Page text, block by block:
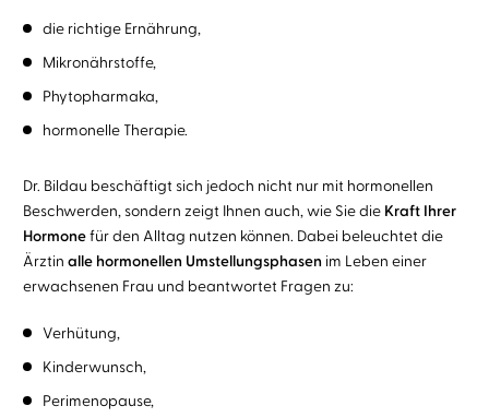
die richtige Ernährung,
Mikronährstoffe,
Phytopharmaka,
hormonelle Therapie.
Dr. Bildau beschäftigt sich jedoch nicht nur mit hormonellen
Beschwerden, sondern zeigt Ihnen auch, wie Sie dieKraft Ihrer
Hormonefür den Alltag nutzen können. Dabei beleuchtet die
Ärztin alle hormonellen Umstellungsphasen im Leben einer
erwachsenen Frau und beantwortet Fragen zu:
Verhütung,
Kinderwunsch,
Perimenopause,